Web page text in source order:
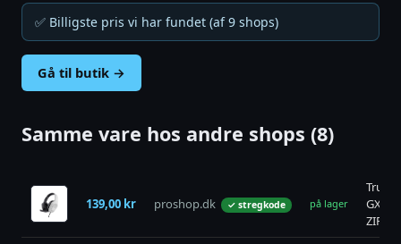
✅ Billigste pris vi har fundet (af 9 shops)
Gå til butik →
Samme vare hos andre shops (8)
139,00 kr proshop.dk ✓ stregkode på lager
Trust
ZIROX